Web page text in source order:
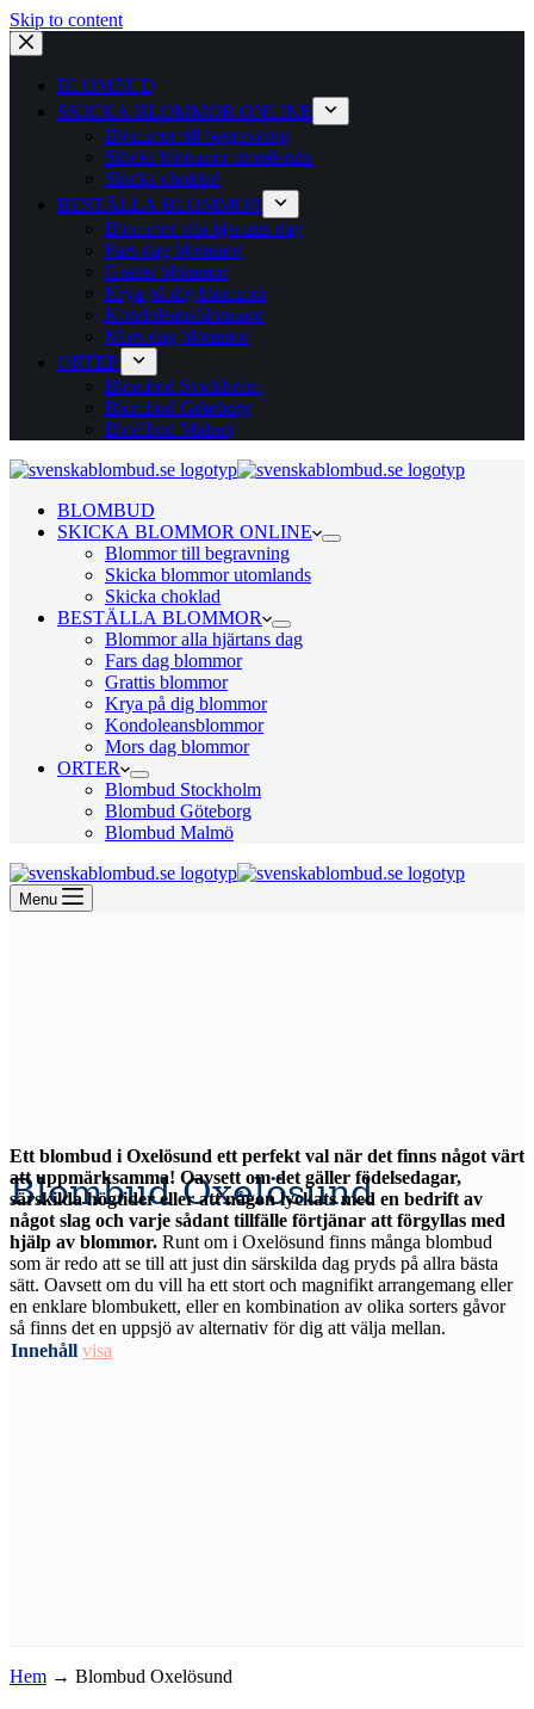
Skip to content
BLOMBUD
SKICKA BLOMMOR ONLINE
Blommor till begravning
Skicka blommor utomlands
Skicka choklad
BESTÄLLA BLOMMOR
Blommor alla hjärtans dag
Fars dag blommor
Grattis blommor
Krya på dig blommor
Kondoleansblommor
Mors dag blommor
ORTER
Blombud Stockholm
Blombud Göteborg
Blombud Malmö
BLOMBUD
SKICKA BLOMMOR ONLINE
Blommor till begravning
Skicka blommor utomlands
Skicka choklad
BESTÄLLA BLOMMOR
Blommor alla hjärtans dag
Fars dag blommor
Grattis blommor
Krya på dig blommor
Kondoleansblommor
Mors dag blommor
ORTER
Blombud Stockholm
Blombud Göteborg
Blombud Malmö
Menu
Blombud Oxelösund
Ett blombud i Oxelösund ett perfekt val när det finns något värt
att uppmärksamma! Oavsett om det gäller födelsedagar,
särskilda högtider eller att någon lyckats med en bedrift av
något slag och varje sådant tillfälle förtjänar att förgyllas med
hjälp av blommor.
som är redo att se till att just din särskilda dag pryds på allra bästa
sätt. Oavsett om du vill ha ett stort och magnifikt arrangemang eller
en enklare blombukett, eller en kombination av olika sorters gåvor
så finns det en uppsjö av alternativ för dig att välja mellan.
Innehåll visa
Hem → Blombud Oxelösund